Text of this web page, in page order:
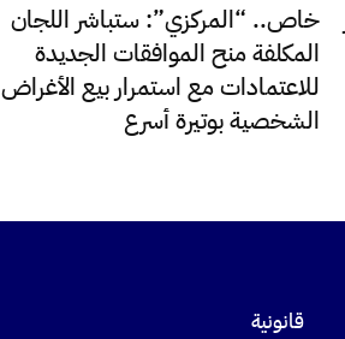
خاص.. “المركزي”: ستباشر اللجان
المكلفة منح الموافقات الجديدة
للاعتمادات مع استمرار بيع الأغراض
الشخصية بوتيرة أسرع
قانونية